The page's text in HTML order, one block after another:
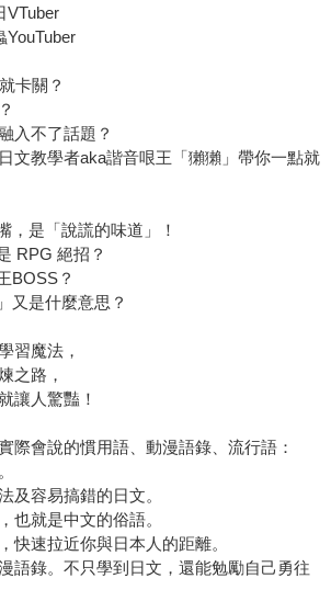
VTuber
YouTuber
卡關？
入不了話題？
文教學者aka諧音哏王「獺獺」帶你一點就
，是「說謊的味道」！
RPG 絕招？
BOSS？
又是什麼意思？
習魔法，
之路，
讓人驚豔！
際會說的慣用語、動漫語錄、流行語：
及容易搞錯的日文。
也就是中文的俗語。
快速拉近你與日本人的距離。
語錄。不只學到日文，還能勉勵自己勇往